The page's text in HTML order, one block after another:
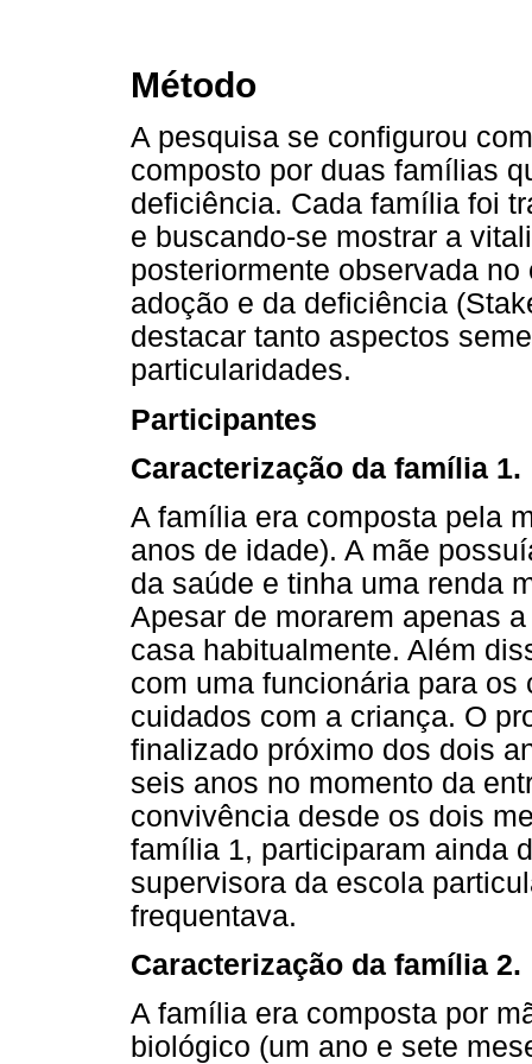
Método
A pesquisa se configurou
composto por duas famílias
deficiência. Cada família foi
e buscando-se mostrar a
posteriormente observada
adoção e da deficiência
destacar tanto aspectos
particularidades.
Participantes
Caracterização da família 1.
A família era composta pela
anos de idade). A mãe
da saúde e tinha uma renda
Apesar de morarem apenas
casa habitualmente. Além
com uma funcionária para
cuidados com a criança. O
finalizado próximo dos dois
seis anos no momento da
convivência desde os dois
família 1, participaram ainda
supervisora da escola
frequentava.
Caracterização da família 2.
A família era composta por
biológico (um ano e sete